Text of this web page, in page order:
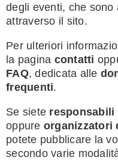
degli eventi, che sono
attraverso il sito.
Per ulteriori
la pagina contatti
FAQ, dedicata alle
frequenti.
Se siete responsabili
oppure organizzatori
potete pubblicare la
secondo varie